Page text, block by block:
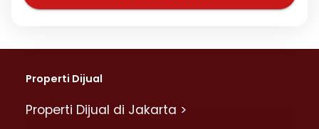
Properti Dijual
Properti Dijual di Jakarta >